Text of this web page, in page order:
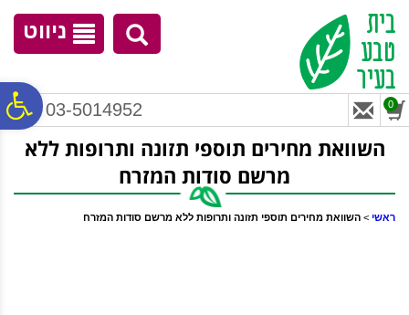
נגישות
ניווט
03-5014952 0
השוואת מחירים תוספי תזונה ותרופות ללא
מרשם ‏סודות המזרח
ראשי > השוואת מחירים תוספי תזונה ותרופות ללא מרשם ‏סודות המזרח